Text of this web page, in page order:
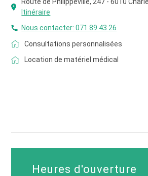
Itinéraire
Nous contacter:071 89 43 26
Consultations personnalisées
Location de matériel médical
Heures d'ouverture